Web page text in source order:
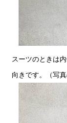
スーツのときは
向きです。（写